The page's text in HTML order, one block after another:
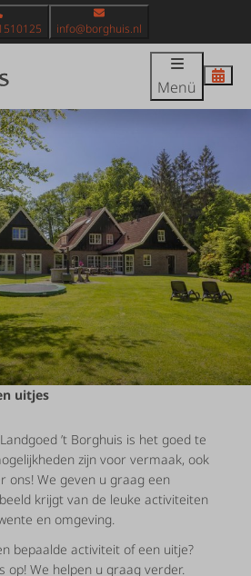
info@borghuis.nl
Menü
uitjes
’t Borghuis is het goed te
zijn voor vermaak, ook
ons! We geven u graag een
krijgt van de leuke activiteiten
en omgeving.
bepaalde activiteit of een uitje?
op! We helpen u graag verder.